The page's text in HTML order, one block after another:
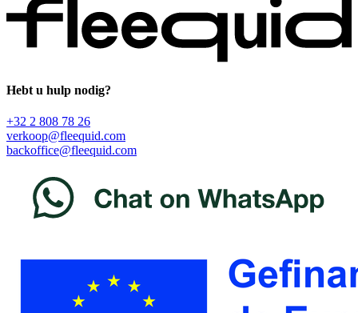
Hebt u hulp nodig?
+32 2 808 78 26
verkoop@fleequid.com
backoffice@fleequid.com